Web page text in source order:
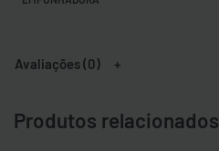
Avaliações (0)
Produtos relacionados